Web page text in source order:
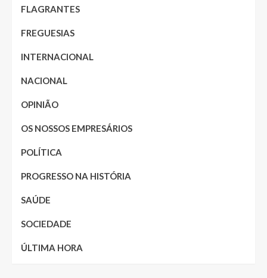
FLAGRANTES
FREGUESIAS
INTERNACIONAL
NACIONAL
OPINIÃO
OS NOSSOS EMPRESÁRIOS
POLÍTICA
PROGRESSO NA HISTÓRIA
SAÚDE
SOCIEDADE
ÚLTIMA HORA